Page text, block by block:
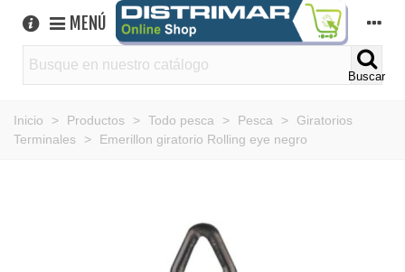
MENÚ
Buscar
Inicio > Productos > Todo pesca > Pesca >
Giratorios
Terminales
> Emerillon giratorio Rolling eye negro